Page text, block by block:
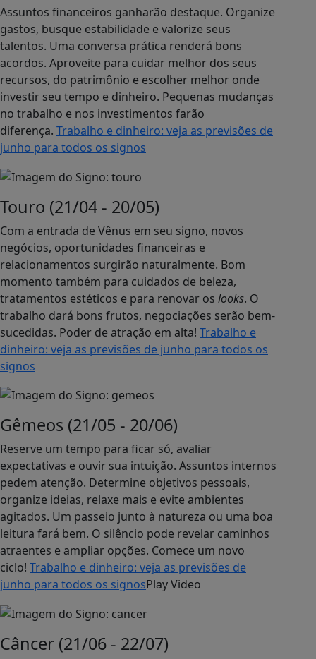
Assuntos financeiros ganharão destaque. Organize
gastos, busque estabilidade e valorize seus
talentos. Uma conversa prática renderá bons
acordos. Aproveite para cuidar melhor dos seus
recursos, do patrimônio e escolher melhor onde
investir seu tempo e dinheiro. Pequenas mudanças
no trabalho e nos investimentos farão
diferença. Trabalho e dinheiro: veja as previsões de
junho para todos os signos
Touro (21/04 - 20/05)
Com a entrada de Vênus em seu signo, novos
negócios, oportunidades financeiras e
relacionamentos surgirão naturalmente. Bom
momento também para cuidados de beleza,
tratamentos estéticos e para renovar os looks. O
trabalho dará bons frutos, negociações serão bem-
sucedidas. Poder de atração em alta! Trabalho e
dinheiro: veja as previsões de junho para todos os
signos
Gêmeos (21/05 - 20/06)
Reserve um tempo para ficar só, avaliar
expectativas e ouvir sua intuição. Assuntos internos
pedem atenção. Determine objetivos pessoais,
organize ideias, relaxe mais e evite ambientes
agitados. Um passeio junto à natureza ou uma boa
leitura fará bem. O silêncio pode revelar caminhos
atraentes e ampliar opções. Comece um novo
ciclo! Trabalho e dinheiro: veja as previsões de
junho para todos os signosPlay Video
Câncer (21/06 - 22/07)